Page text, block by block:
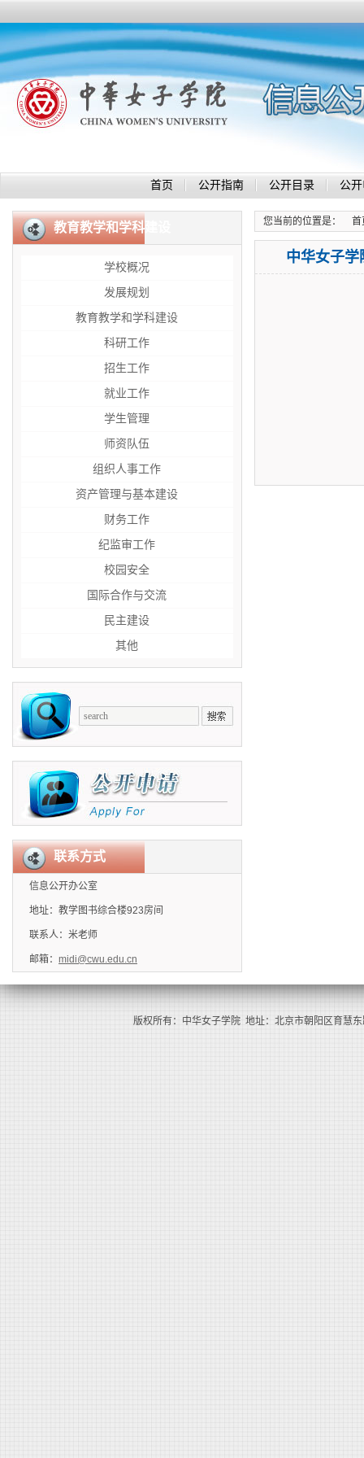
首页 公开指南 公开目录 公
教育教学和学科建设
学校概况
发展规划
教育教学和学科建设
科研工作
招生工作
就业工作
学生管理
师资队伍
组织人事工作
资产管理与基本建设
财务工作
纪监审工作
校园安全
国际合作与交流
民主建设
其他
联系方式
信息公开办公室
地址：教学图书综合楼923房间
联系人：米老师
邮箱： midi@cwu.edu.cn
您当前的位置是： 首
中华女子学
版权所有：中华女子学院 地址：北京市朝阳区育慧